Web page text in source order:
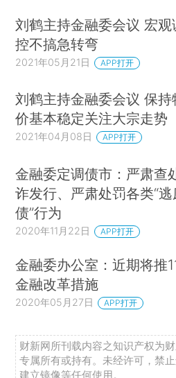
刘鹤主持金融委会议 宏观
控不搞急转弯
2021年05月21日 APP打开
刘鹤主持金融委会议 保持
价基本稳定关注大宗走势
2021年04月08日 APP打开
金融委定调债市：严肃查
诈发行、严肃处罚各类“逃
债”行为
2020年11月22日 APP打开
金融委办公室：近期将推
金融改革措施
2020年05月27日 APP打开
财新网所刊载内容之知识产权为
专属所有或持有。未经许可，禁
建立镜像等任何使用。